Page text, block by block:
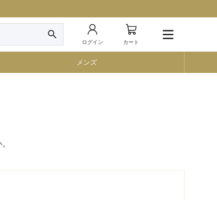
search
ログイン カート
メンズ